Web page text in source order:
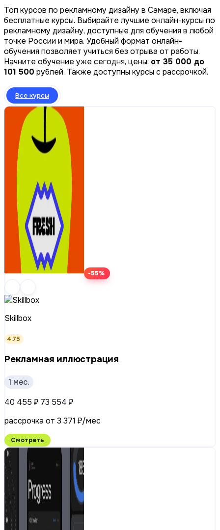
Топ курсов по рекламному дизайну в Самаре, включая
бесплатные курсы. Выбирайте лучшие онлайн-курсы по
рекламному дизайну, доступные для обучения в любой
точке России и мира. Удобный формат онлайн-
обучения позволяет учиться без отрыва от работы.
Начните обучение уже сегодня, цены: от 35 000 до
101 500 рублей. Также доступны курсы с рассрочкой.
Все курсы
-55%
Skillbox
4.75
Рекламная иллюстрация
1 мес.
40 455 ₽ 73 554 ₽
рассрочка от 3 371 ₽/мес
Смотреть